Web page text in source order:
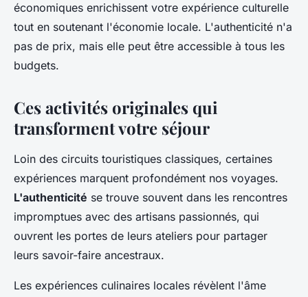
économiques enrichissent votre expérience culturelle
tout en soutenant l'économie locale. L'authenticité n'a
pas de prix, mais elle peut être accessible à tous les
budgets.
Ces activités originales qui
transforment votre séjour
Loin des circuits touristiques classiques, certaines
expériences marquent profondément nos voyages.
L'authenticité se trouve souvent dans les rencontres
impromptues avec des artisans passionnés, qui
ouvrent les portes de leurs ateliers pour partager
leurs savoir-faire ancestraux.
Les expériences culinaires locales révèlent l'âme